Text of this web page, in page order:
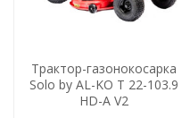
Трактор-газонокосарка
Solo by AL-KO T 22-103.9
HD-A V2